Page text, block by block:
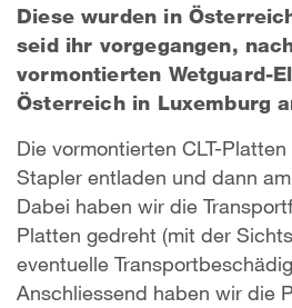
Diese wurden in
seid ihr vorgegangen,
vormontierten Wetguard-
Österreich in Luxemburg
Die vormontierten CLT-
Stapler entladen und dann
Dabei haben wir die
Platten gedreht (mit der
eventuelle
Anschliessend haben wir die